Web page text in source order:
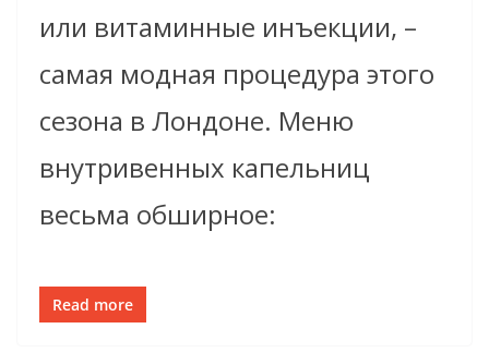
или витаминные инъекции, –
самая модная процедура этого
сезона в Лондоне. Меню
внутривенных капельниц
весьма обширное:
Read more